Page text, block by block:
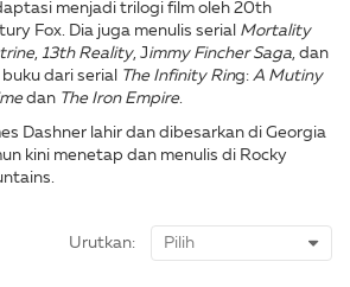
menjadi trilogi film oleh 20th
Fox. Dia juga menulis serial Mortality
, 13th Reality, Jimmy Fincher Saga, dan
dari serial The Infinity Ring: A Mutiny
dan The Iron Empire.
Dashner lahir dan dibesarkan di Georgia
kini menetap dan menulis di Rocky
Urutkan: